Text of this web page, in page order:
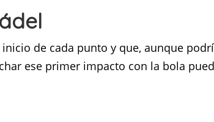
de cada punto y que, aunque
ese primer impacto con la bola